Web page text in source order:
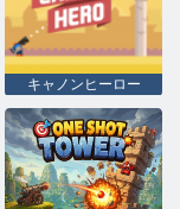
キャノンヒーロー